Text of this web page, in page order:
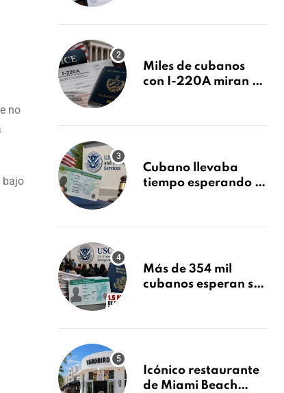
no
bajo
sin previo aviso
Miles de cubanos
con I-220A miran al
decidirse en una
Cubano llevaba
tiempo esperando su
tras Writ of
Más de 354 mil
cubanos esperan su
millones de
Icónico restaurante
de Miami Beach